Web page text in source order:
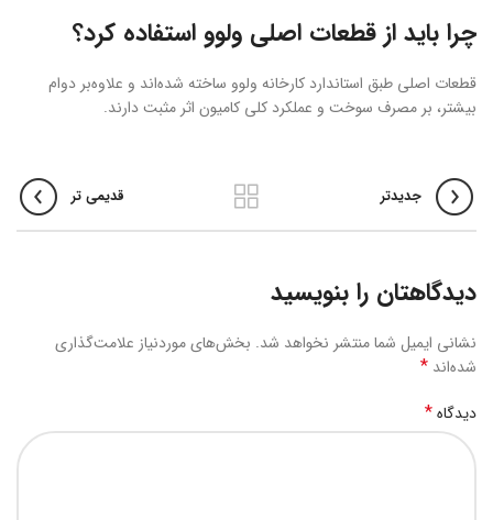
چرا باید از قطعات اصلی ولوو استفاده کرد؟
قطعات اصلی طبق استاندارد کارخانه ولوو ساخته شده‌اند و علاوه‌بر دوام
بیشتر، بر مصرف سوخت و عملکرد کلی کامیون اثر مثبت دارند.
جدیدتر قدیمی تر
دیدگاهتان را بنویسید
نشانی ایمیل شما منتشر نخواهد شد. بخش‌های موردنیاز علامت‌گذاری
شده‌اند *
دیدگاه*